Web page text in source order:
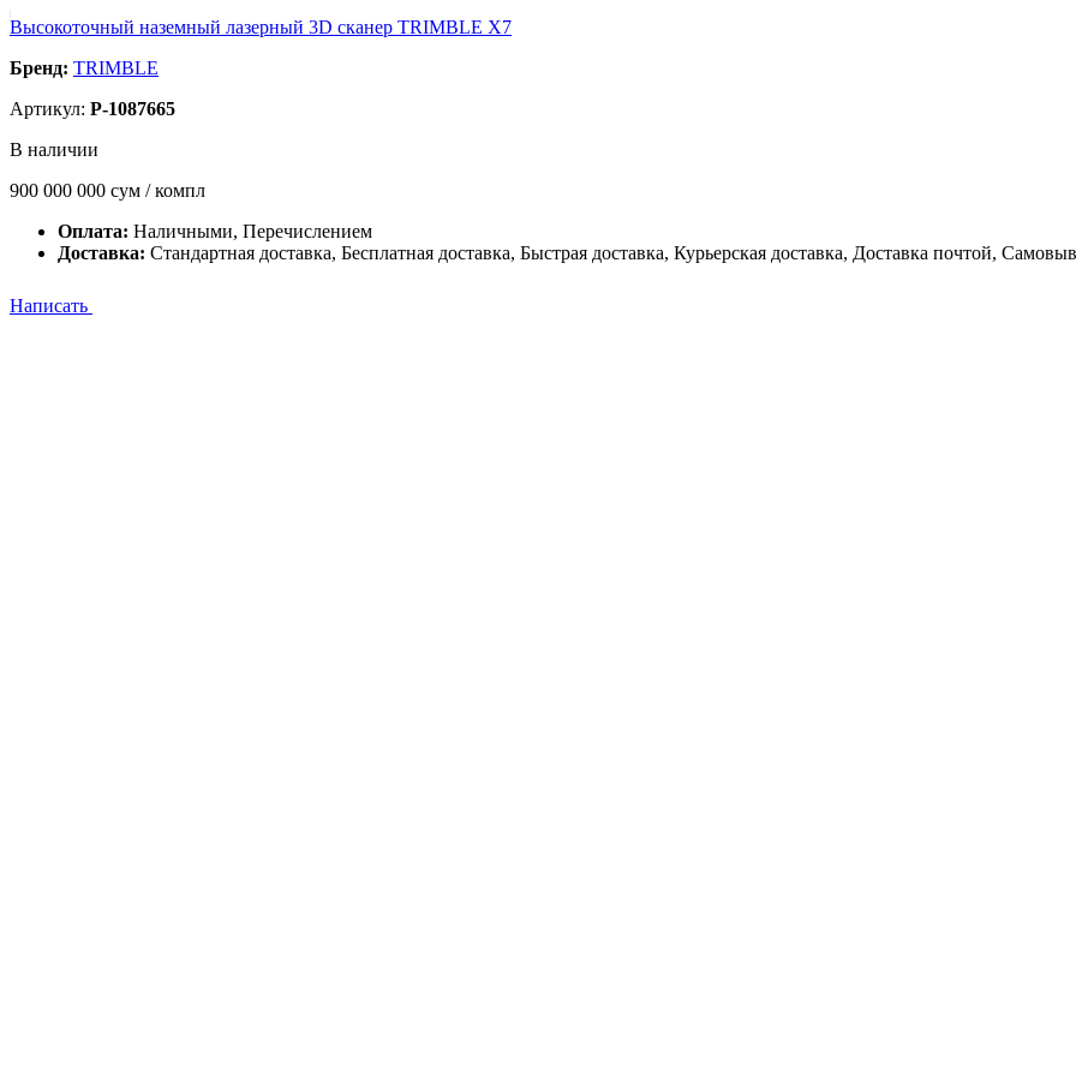
Высокоточный наземный лазерный 3D сканер TRIMBLE X7
Бренд: TRIMBLE
Артикул: P-1087665
В наличии
900 000 000 сум / компл
Оплата: Наличными, Перечислением
Доставка: Стандартная доставка, Бесплатная доставка, Быстрая доставка, Курьерская доставка, Доставка почтой,
Написать